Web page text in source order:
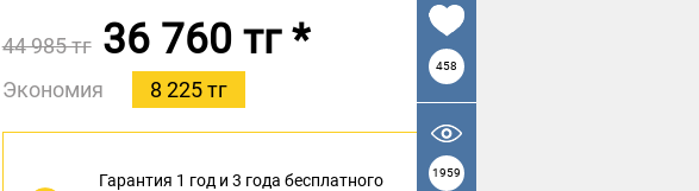
458
1959
44 985 тг 36 760 тг*
Экономия 8 225 тг
Гарантия 1 год и 3 года бесплатного